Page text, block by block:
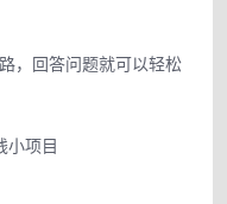
，回答问题就可以轻松
小项目